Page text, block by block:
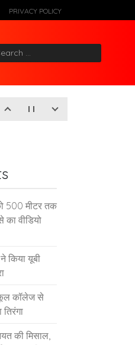
PRIVACY POLICY
500 मीटर तक
का वीडियो
किया यूबी
कॉलेज से
की मिसाल,